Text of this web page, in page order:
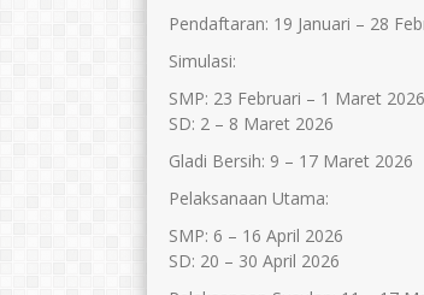
Pendaftaran: 19 Januari – 28
Simulasi:
SMP: 23 Februari – 1 Maret 2026
SD: 2 – 8 Maret 2026
Gladi Bersih: 9 – 17 Maret 2026
Pelaksanaan Utama:
SMP: 6 – 16 April 2026
SD: 20 – 30 April 2026